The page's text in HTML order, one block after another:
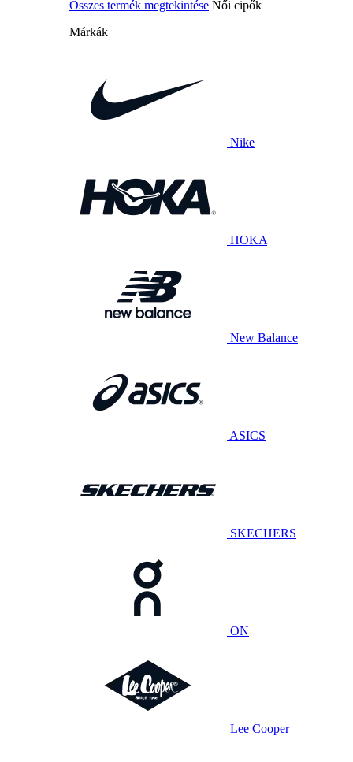
Összes termék megtekintése Női cipők
Márkák
Nike
HOKA
New Balance
ASICS
SKECHERS
ON
Lee Cooper